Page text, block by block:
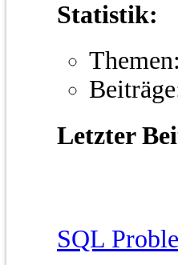
Statistik:
Letzter
SQL